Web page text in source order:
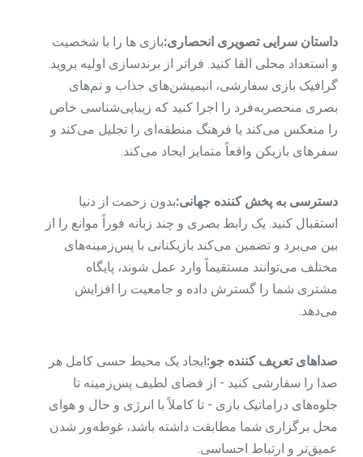
داستان سرایی تصویری انحصاری:بازی ها را با شخصیت
و استعداد محلی القا کنید. فراتر از برندسازی اولیه بروید.
گرافیک بازی سفارشی، انیمیشن‌های جذاب و تم‌های
بصری منحصربه‌فرد را اجرا کنید که زیبایی‌شناسی خاص
را منعکس می‌کند یا فرهنگ منطقه‌ای را تجلیل می‌کند و
سفرهای بازیکن واقعاً متمایز ایجاد می‌کند.
دسترسی به پخش کننده جهانی:بدون زحمت از دنیا
استقبال کنید. یک رابط بصری و چند زبانه فوراً موانع را از
بین می‌برد و تضمین می‌کند بازیکنانی با پس‌زمینه‌های
مختلف می‌توانند مستقیماً وارد عمل شوند، پایگاه
مشتری شما را گسترش داده و جامعیت را افزایش
می‌دهد.
صداهای تعریف کننده جو:ایجاد یک محیط حسی کامل هر
صدا را سفارشی کنید - از فضای لطیف پس‌زمینه تا
جلوه‌های دراماتیک بازی - تا کاملاً با انرژی و حال و هوای
محل برگزاری شما مطابقت داشته باشد، غوطه‌ور شدن
عمیق‌تر و ارتباط احساسی.